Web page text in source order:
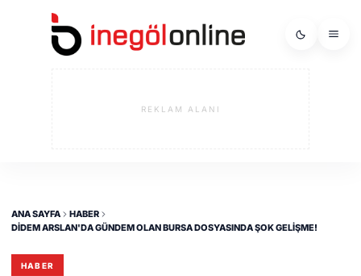
REKLAM ALANI
ANA SAYFA
HABER
DIDEM ARSLAN'DA GÜNDEM OLAN BURSA DOSYASINDA ŞOK GELIŞME!
HABER